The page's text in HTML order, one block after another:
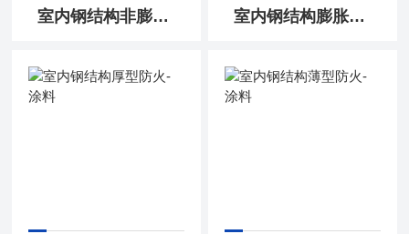
室内钢结构非膨胀防火涂料 室内钢结构膨胀防火涂料